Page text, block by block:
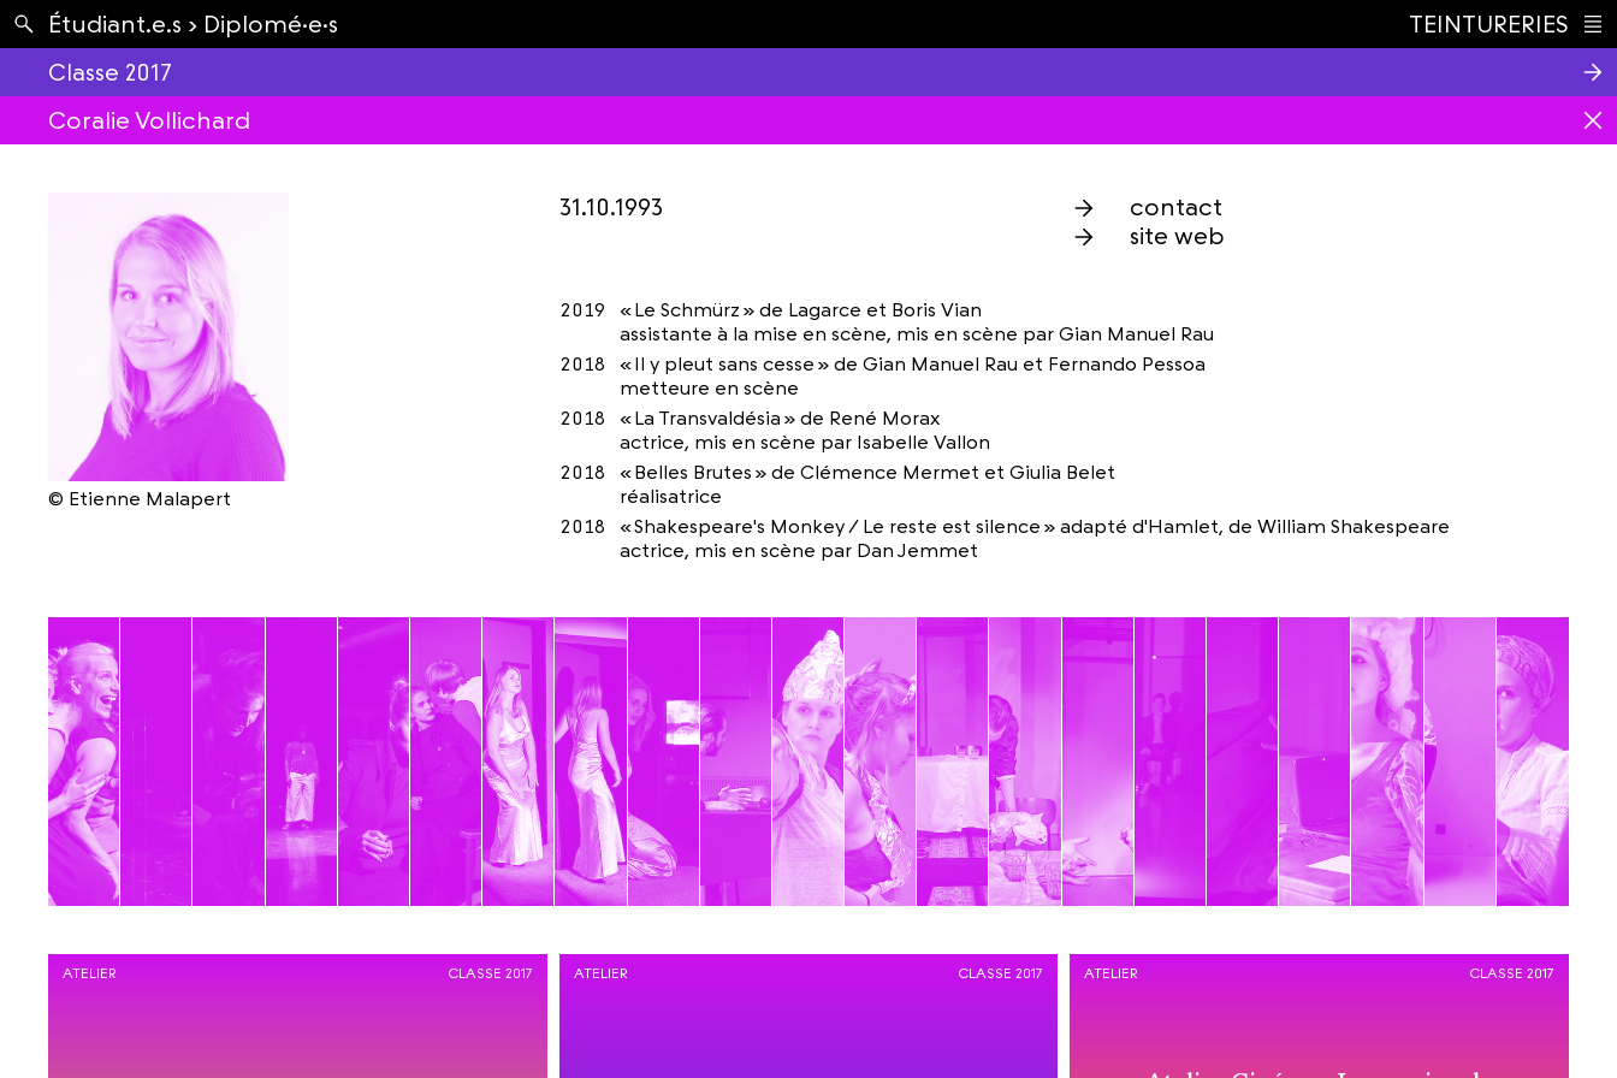
Étudiant.e.s › Diplomé·e·s
TEINTURERIES
Classe 2017
Coralie Vollichard
© Etienne Malapert
31.10.1993
contact
site web
2019
« Le Schmürz » de Lagarce et Boris Vian
assistante à la mise en scène, mis en scène par Gian Manuel Rau
2018
« Il y pleut sans cesse » de Gian Manuel Rau et Fernando Pessoa
metteure en scène
2018
« La Transvaldésia » de René Morax
actrice, mis en scène par Isabelle Vallon
2018
« Belles Brutes » de Clémence Mermet et Giulia Belet
réalisatrice
2018
« Shakespeare's Monkey / Le reste est silence » adapté d'Hamlet, de William Shakespeare
actrice, mis en scène par Dan Jemmet
ATELIER CLASSE 2017 ATELIER CLASSE 2017 ATELIER CLASSE 2017